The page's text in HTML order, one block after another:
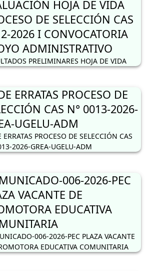
HOJA DE VIDA
DE SELECCIÓN CAS
2026 I CONVOCATORIA
ADMINISTRATIVO
PRELIMINARES HOJA DE VIDA
ERRATAS PROCESO DE
CAS N° 0013-2026-
UGELU-ADM
ERRATAS PROCESO DE SELECCIÓN CAS
2026-GREA-UGELU-ADM
006-2026-PEC
VACANTE DE
EDUCATIVA
006-2026-PEC PLAZA VACANTE
EDUCATIVA COMUNITARIA